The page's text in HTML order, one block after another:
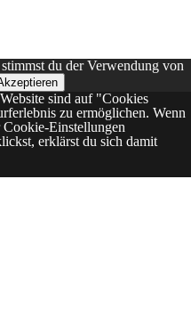
du der Verwendung von
sind auf "Cookies
zu ermöglichen. Wenn
Einstellungen
erklärst du sich damit